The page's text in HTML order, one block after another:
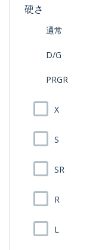
硬さ
通常
D/G
PRGR
X
S
SR
R
L